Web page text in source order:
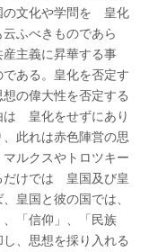
の文化や学問を 皇化
ふべきものであら
主義に昇華する事
ある。皇化を否定す
の偉大性を否定する
は 皇化をせずにあり
此れは赤色陣営の思
ルクスやトロツキー
だけでは 皇国及び皇
皇国と彼の国では、
、「信仰」、「民族
、思想を採り入れる